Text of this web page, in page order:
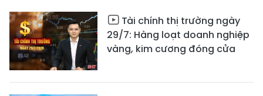
Tài chính thị trường ngày
29/7: Hàng loạt doanh nghiệp
vàng, kim cương đóng cửa